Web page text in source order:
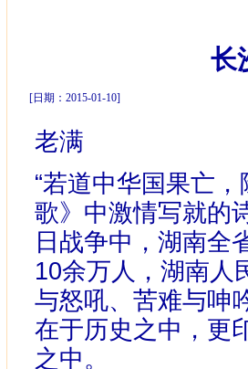
长
[日期：2015-01-10]
老满
“若道中华国果亡
歌》中激情写就的
日战争中，湖南全
10余万人，湖南人
与怒吼、苦难与呻
在于历史之中，更
之中。